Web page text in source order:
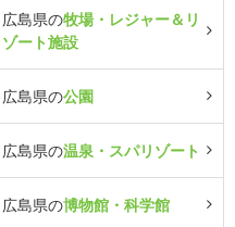
広島県の牧場・レジャー＆リ
ゾート施設
広島県の公園
広島県の温泉・スパリゾート
広島県の博物館・科学館